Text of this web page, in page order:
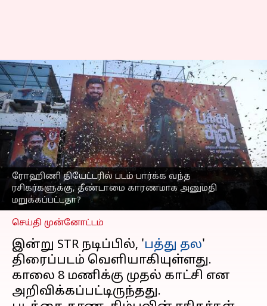
ரோஹிணி தியேட்டரில் படம் பார்க்க வந்த
ரசிகர்களுக்கு, தீண்டாமை காரணமாக அனுமதி
மறுக்கப்பட்டதா?
ரோஹிணி தியேட்டர்
விவகாரம்: இன்றும்
தொடர்கிறதா தீண்டாமை
கொடுமை?தியேட்டர்
உரிமையாளர்கள் அளித்த
விளக்கம்
எழுதியவர் Venkatalakshmi V Mar 30, 2023 02:28 pm
செய்தி முன்னோட்டம்
இன்று STR நடிப்பில், 'பத்து தல'
திரைப்படம் வெளியாகியுள்ளது.
காலை 8 மணிக்கு முதல் காட்சி என
அறிவிக்கப்பட்டிருந்தது.